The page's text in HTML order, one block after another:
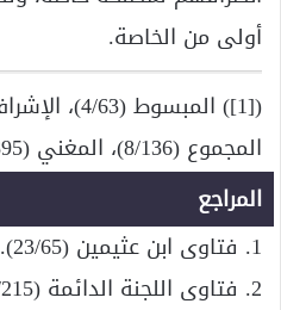
أولى من الخاصة.
المجموع (8/136)، المغني (5/395).
المراجع
1. فتاوى ابن عثيمين (23/65).
2. فتاوى اللجنة الدائمة (11/215).